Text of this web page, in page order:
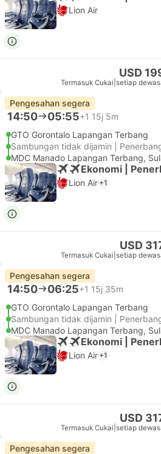
Lion Air
USD
Termasuk Cukai setiap
Pengesahan segera
14:50 05:55+1 15j 5m
GTO Gorontalo Lapangan Terbang
Sambungan tidak dijamin |
MDC Manado Lapangan Terbang,
Ekonomi |
Lion Air +1
USD
Termasuk Cukai setiap
Pengesahan segera
14:50 06:25+1 15j 35m
GTO Gorontalo Lapangan Terbang
Sambungan tidak dijamin |
MDC Manado Lapangan Terbang,
Ekonomi |
Lion Air +1
USD
Termasuk Cukai setiap
Pengesahan segera